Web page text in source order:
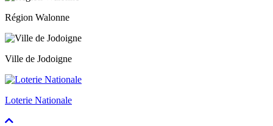
Région Walonne
Ville de Jodoigne
Loterie Nationale
Faire